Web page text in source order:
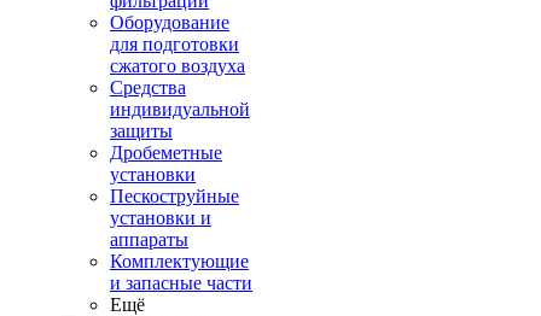
Оборудование
для подготовки
сжатого воздуха
Средства
индивидуальной
защиты
Дробеметные
установки
Пескоструйные
установки и
аппараты
Комплектующие
и запасные части
Ещё